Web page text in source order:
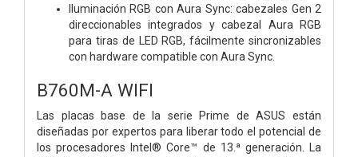
Iluminación RGB con Aura Sync: cabezales Gen 2
direccionables integrados y cabezal Aura RGB
para tiras de LED RGB, fácilmente sincronizables
con hardware compatible con Aura Sync.
B760M-A WIFI
Las placas base de la serie Prime de ASUS están
diseñadas por expertos para liberar todo el potencial de
los procesadores Intel® Core™ de 13.ª generación. La